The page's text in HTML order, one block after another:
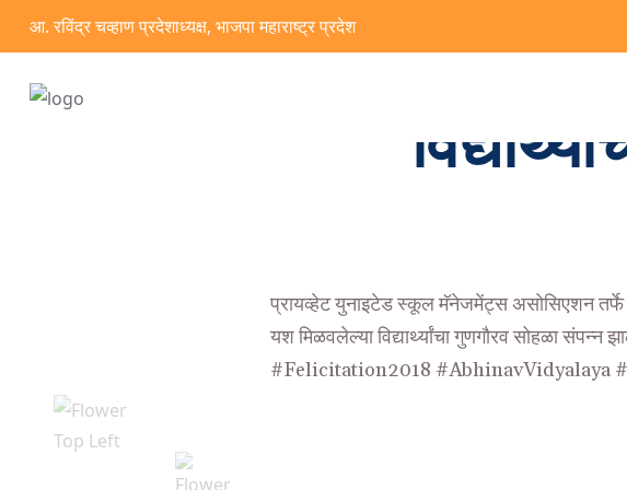
आ. रविंद्र चव्हाण प्रदेशाध्यक्ष, भाजपा महाराष्ट्र प्रदेश
प्रायव्हेट युनाइटेड स्कूल मॅनेजमेंट्स असोसिएशन तर्फे
यश मिळवलेल्या विद्यार्थ्यांचा गुणगौरव सोहळा संपन्न
#Felicitation2018 #AbhinavVidyalaya #